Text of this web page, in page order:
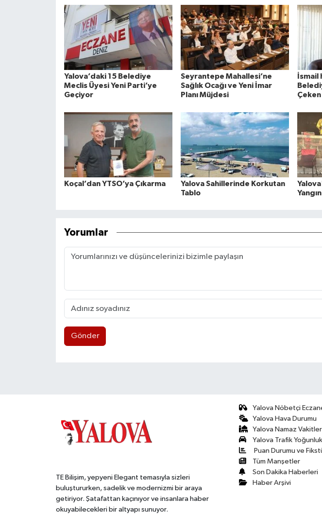
Yalova’daki 15 Belediye
Meclis Üyesi Yeni Parti’ye
Geçiyor
Seyrantepe Mahallesi’ne
Sağlık Ocağı ve Yeni İmar
Planı Müjdesi
İsmail
Koçal’dan YTSO’ya Çıkarma
Yalova Sahillerinde Korkutan
Tablo
Yorumlar
Gönder
TE Bilişim, yepyeni Elegant temasıyla sizleri
buluştururken, sadelik ve modernizmi bir araya
getiriyor. Şatafattan kaçınıyor ve insanlara haber
okuyabilecekleri bir altyapı sunuyor.
Yalova Nöbetçi
Yalova Hava Durumu
Yalova Namaz
Yalova Trafik
Puan Durumu ve
Tüm Manşetler
Son Dakika Haberleri
Haber Arşivi